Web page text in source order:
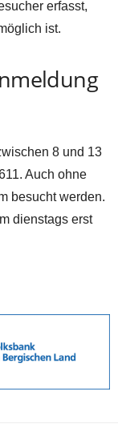
erfasst,
ist.
8 und 13
Auch ohne
besucht werden.
dienstags erst